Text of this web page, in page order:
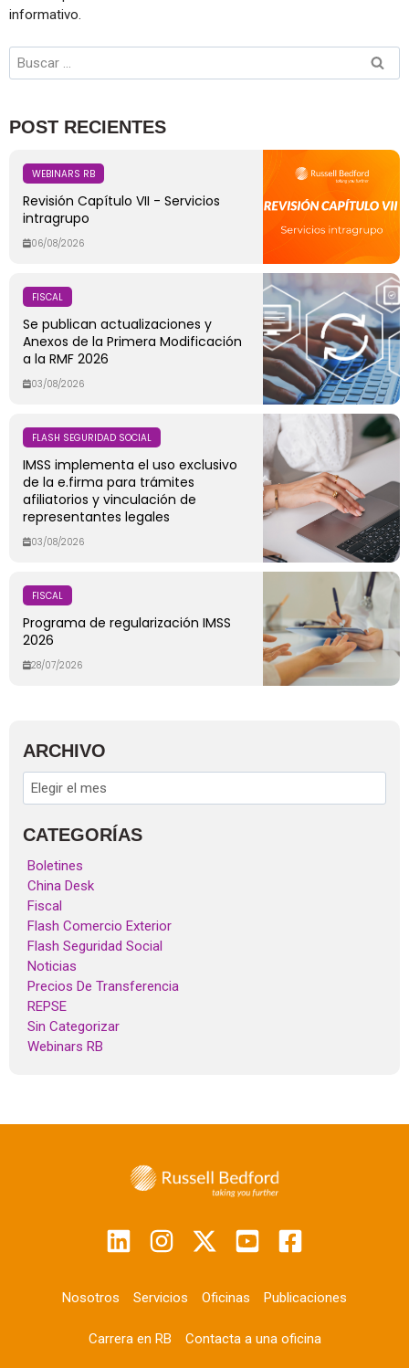
informativo.
POST RECIENTES
WEBINARS RB
Revisión Capítulo VII - Servicios
intragrupo
06/08/2026
FISCAL
Se publican actualizaciones y
Anexos de la Primera Modificación
a la RMF 2026
03/08/2026
FLASH SEGURIDAD SOCIAL
IMSS implementa el uso exclusivo
de la e.firma para trámites
afiliatorios y vinculación de
representantes legales
03/08/2026
FISCAL
Programa de regularización IMSS
2026
28/07/2026
ARCHIVO
CATEGORÍAS
Boletines
China Desk
Fiscal
Flash Comercio Exterior
Flash Seguridad Social
Noticias
Precios De Transferencia
REPSE
Sin Categorizar
Webinars RB
Nosotros Servicios Oficinas Publicaciones
Carrera en RB Contacta a una oficina